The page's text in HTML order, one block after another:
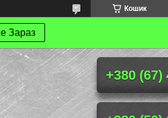
Кошик
Зараз
+380 (67)